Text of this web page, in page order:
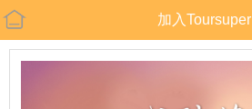
加入Toursuper